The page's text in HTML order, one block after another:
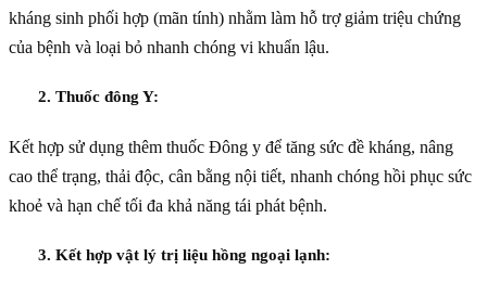
kháng sinh phối hợp (mãn tính) nhằm làm hỗ trợ giảm triệu chứng
của bệnh và loại bỏ nhanh chóng vi khuẩn lậu.
2. Thuốc đông Y:
Kết hợp sử dụng thêm thuốc Đông y để tăng sức đề kháng, nâng
cao thể trạng, thải độc, cân bằng nội tiết, nhanh chóng hồi phục sức
khoẻ và hạn chế tối đa khả năng tái phát bệnh.
3. Kết hợp vật lý trị liệu hồng ngoại lạnh: